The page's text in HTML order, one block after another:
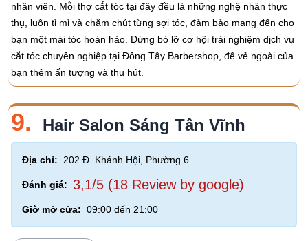
nhân viên. Mỗi thợ cắt tóc tại đây đều là những nghệ nhân thực
thụ, luôn tỉ mỉ và chăm chút từng sợi tóc, đảm bảo mang đến cho
bạn một mái tóc hoàn hảo. Đừng bỏ lỡ cơ hội trải nghiệm dịch vụ
cắt tóc chuyên nghiệp tại Đông Tây Barbershop, để vẻ ngoài của
bạn thêm ấn tượng và thu hút.
9. Hair Salon Sáng Tân Vĩnh
Địa chỉ: 202 Đ. Khánh Hội, Phường 6
Đánh giá: 3,1/5 (18 Review by google)
Giờ mở cửa: 09:00 đến 21:00